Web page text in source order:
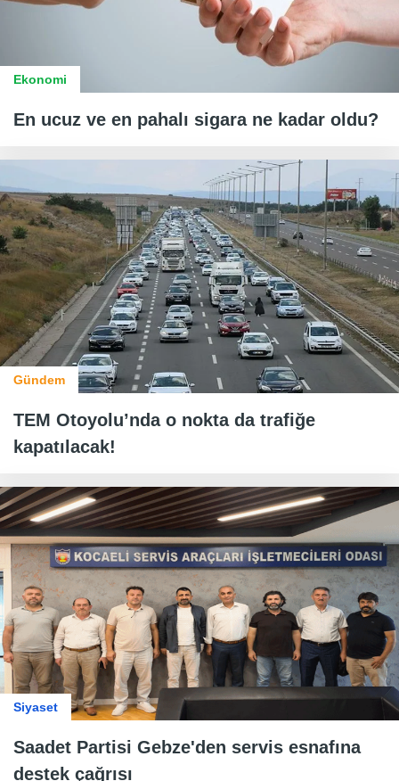
Ekonomi
En ucuz ve en pahalı sigara ne kadar oldu?
Gündem
TEM Otoyolu’nda o nokta da trafiğe
kapatılacak!
Siyaset
Saadet Partisi Gebze'den servis esnafına
destek çağrısı